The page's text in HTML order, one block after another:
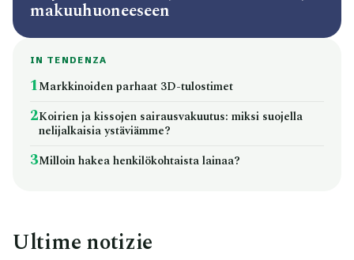
makuuhuoneeseen
IN TENDENZA
1Markkinoiden parhaat 3D-tulostimet
2Koirien ja kissojen sairausvakuutus: miksi suojella
nelijalkaisia ystäviämme?
3Milloin hakea henkilökohtaista lainaa?
Ultime notizie